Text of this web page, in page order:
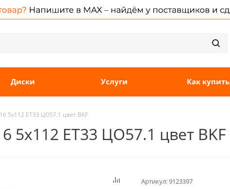
Диски Услуги Как купить
5x112 ET33 ЦО57.1 цвет BKF
5x112 ET33 ЦО57.1 цвет BKF
Артикул:9123397